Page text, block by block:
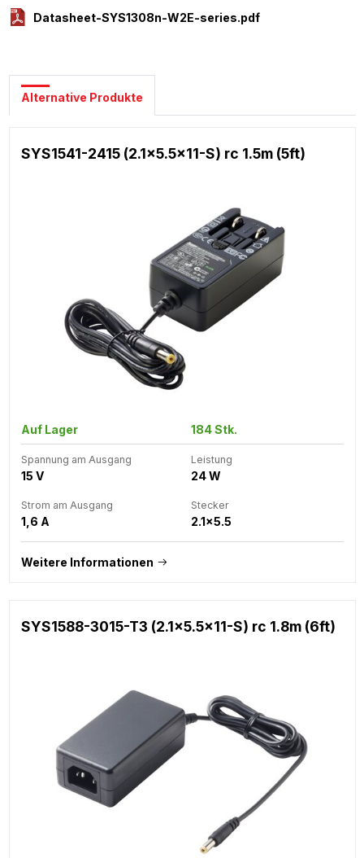
Datasheet-SYS1308n-W2E-series.pdf
Alternative Produkte
SYS1541-2415 (2.1x5.5x11-S) rc 1.5m (5ft)
Auf Lager 184 Stk.
Spannung am Ausgang
15 V
Leistung
24 W
Strom am Ausgang
1,6 A
Stecker
2.1x5.5
Weitere Informationen
SYS1588-3015-T3 (2.1x5.5x11-S) rc 1.8m (6ft)